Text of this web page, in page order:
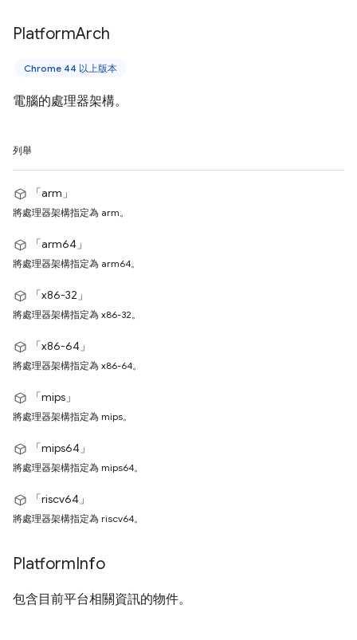
PlatformArch
Chrome 44 以上版本
電腦的處理器架構。
列舉
「arm」
將處理器架構指定為 arm。
「arm64」
將處理器架構指定為 arm64。
「x86-32」
將處理器架構指定為 x86-32。
「x86-64」
將處理器架構指定為 x86-64。
「mips」
將處理器架構指定為 mips。
「mips64」
將處理器架構指定為 mips64。
「riscv64」
將處理器架構指定為 riscv64。
PlatformInfo
包含目前平台相關資訊的物件。